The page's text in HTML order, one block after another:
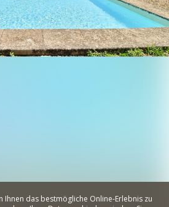
Ihnen das bestmögliche Online-Erlebnis zu